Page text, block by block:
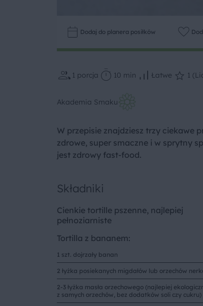
Dodaj do planera posiłków
1 porcja 10 min Łatwe 1
Akademia Smaku
W przepisie znajdziesz trzy ciekawe
zdrowe, super smaczne i w sprytny
jest zdrowy fast-food.
Składniki
Cienkie tortille pszenne, najlepiej
pełnoziarniste
Tortilla z bananem:
1 szt. dojrzały banan
2 łyżka posiekanych migdałów lub orzechów
2-3 łyżka masła orzechowego (najlepiej
z samych orzechów, bez dodatków soli czy cukru)